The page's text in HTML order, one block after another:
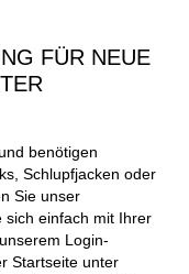
FÜR NEUE
benötigen
Schlupfjacken oder
Sie unser
sich einfach mit Ihrer
Login-
Startseite unter